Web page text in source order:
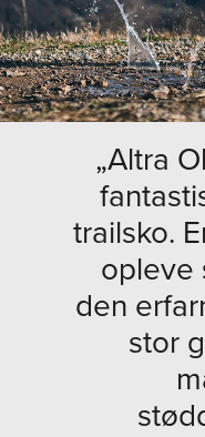
„Altra
trailsko.
opleve
den
stor